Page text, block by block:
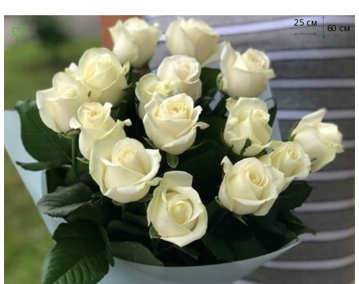
Ровно
Сумы
Харьков
Херсон
60 см
25 см